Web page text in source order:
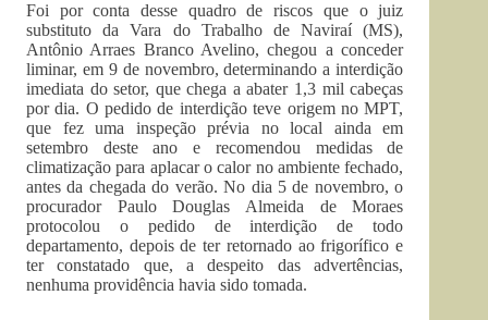
Foi por conta desse quadro de riscos que o juiz
substituto da Vara do Trabalho de Naviraí (MS),
Antônio Arraes Branco Avelino, chegou a conceder
liminar, em 9 de novembro, determinando a interdição
imediata do setor, que chega a abater 1,3 mil cabeças
por dia. O pedido de interdição teve origem no MPT,
que fez uma inspeção prévia no local ainda em
setembro deste ano e recomendou medidas de
climatização para aplacar o calor no ambiente fechado,
antes da chegada do verão. No dia 5 de novembro, o
procurador Paulo Douglas Almeida de Moraes
protocolou o pedido de interdição de todo
departamento, depois de ter retornado ao frigorífico e
ter constatado que, a despeito das advertências,
nenhuma providência havia sido tomada.